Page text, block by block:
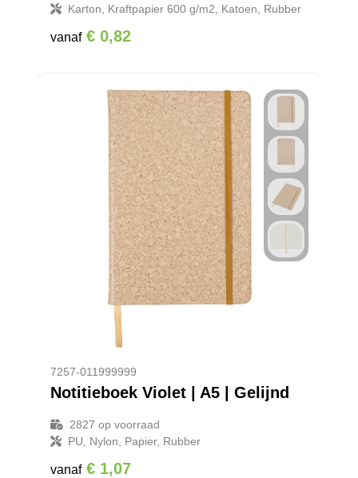
Karton, Kraftpapier 600 g/m2, Katoen, Rubber
vanaf € 0,82
7257-011999999
Notitieboek Violet | A5 | Gelijnd
2827 op voorraad
PU, Nylon, Papier, Rubber
vanaf € 1,07